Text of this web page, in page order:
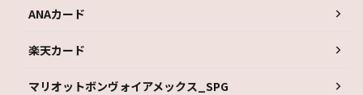
ANAカード
楽天カード
マリオットボンヴォイアメックス_SPG